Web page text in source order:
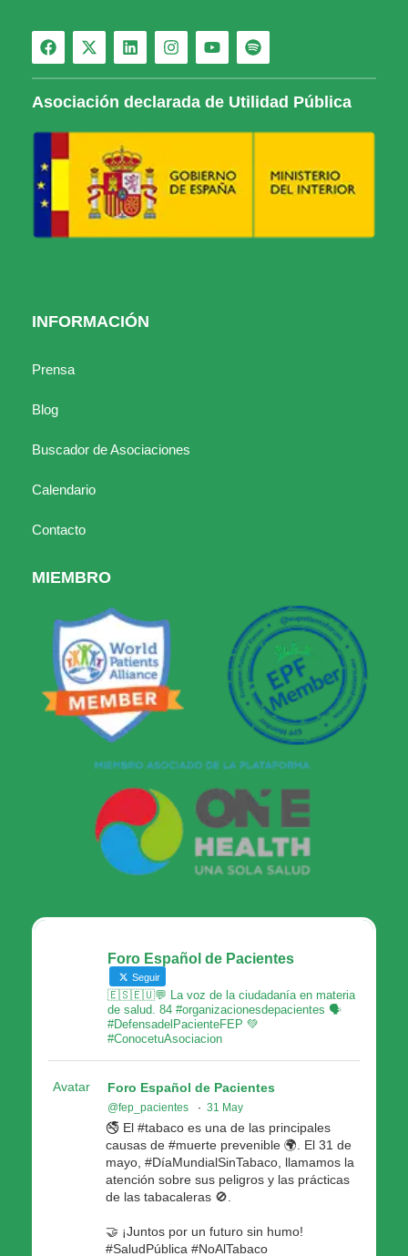
Asociación declarada de Utilidad Pública
INFORMACIÓN
Prensa
Blog
Buscador de Asociaciones
Calendario
Contacto
MIEMBRO
Foro Español de Pacientes
Seguir
🇪🇸🇪🇺💬 La voz de la ciudadanía en materia
de salud. 84 #organizacionesdepacientes 🗣
#DefensadelPacienteFEP 💚
#ConocetuAsociacion
Avatar Foro Español de Pacientes
@fep_pacientes · 31 May
🚭 El #tabaco es una de las principales
causas de #muerte prevenible 🌍. El 31 de
mayo, #DíaMundialSinTabaco, llamamos la
atención sobre sus peligros y las prácticas
de las tabacaleras 🚫.
🤝 ¡Juntos por un futuro sin humo!
#SaludPública #NoAlTabaco